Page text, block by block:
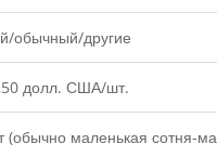
обычный/другие
долл. США/шт.
маленькая сотня-